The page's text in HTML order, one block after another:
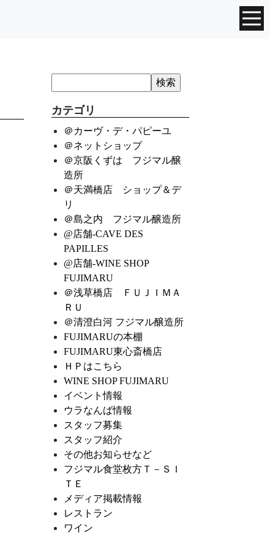
カテゴリ
＠カーヴ・デ・パピーユ
＠ネットショップ
＠京阪くずは フジマル醸
造所
＠天満橋店 ショップ＆デ
リ
＠島之内 フジマル醸造所
@店舗-CAVE DES
PAPILLES
@店舗-WINE SHOP
FUJIMARU
＠浅草橋店 ＦＵＪＩＭＡ
ＲＵ
＠清澄白河 フジマル醸造所
FUJIMARUの本棚
FUJIMARU東心斎橋店
ＨＰはこちら
WINE SHOP FUJIMARU
イベント情報
ウラなんば情報
スタッフ募集
スタッフ紹介
その他お知らせなど
フジマル食堂枚方Ｔ－ＳＩ
ＴＥ
メディア掲載情報
レストラン
ワイン